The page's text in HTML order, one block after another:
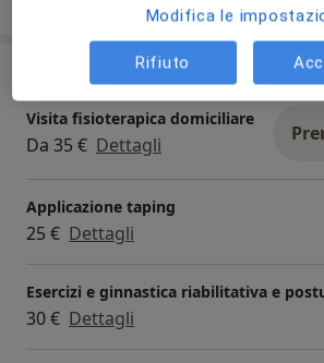
Prestazioni e prezzi
Visita fisioterapica domiciliare
Da 35 € Dettagli
Applicazione taping
25 € Dettagli
Esercizi e ginnastica riabilitativa e
30 € Dettagli
Modifica le
Rifiuto